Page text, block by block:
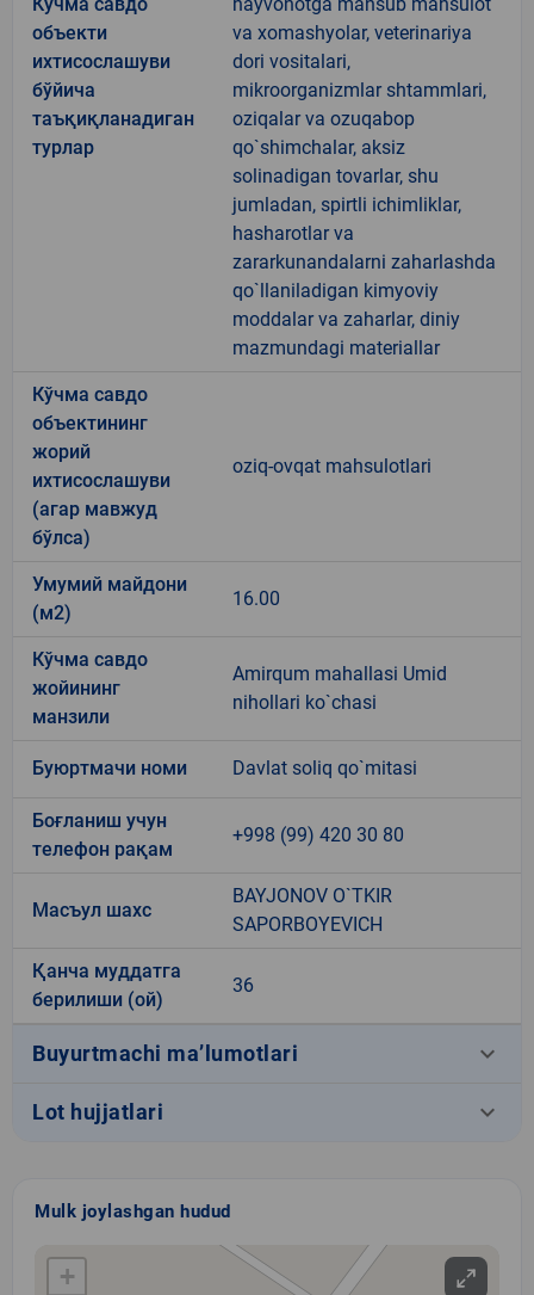
объекти
ихтисослашуви
бўйича
таъқиқланадиган
турлар
va xomashyolar, veterinariya
dori vositalari,
mikroorganizmlar shtammlari,
oziqalar va ozuqabop
qo`shimchalar, aksiz
solinadigan tovarlar, shu
jumladan, spirtli ichimliklar,
hasharotlar va
zararkunandalarni zaharlashda
qo`llaniladigan kimyoviy
moddalar va zaharlar, diniy
mazmundagi materiallar
Кўчма савдо
объектининг
жорий
ихтисослашуви
(агар мавжуд
бўлса)
oziq-ovqat mahsulotlari
Умумий майдони
(м2)
16.00
Кўчма савдо
жойининг
манзили
Amirqum mahallasi Umid
nihollari ko`chasi
Буюртмачи номи Davlat soliq qo`mitasi
Боғланиш учун
телефон рақам
+998 (99) 420 30 80
Масъул шахс
BAYJONOV O`TKIR
SAPORBOYEVICH
Қанча муддатга
берилиши (ой)
36
Buyurtmachi ma’lumotlari keyboard_arrow_down
Lot hujjatlari keyboard_arrow_down
Mulk joylashgan hudud
+